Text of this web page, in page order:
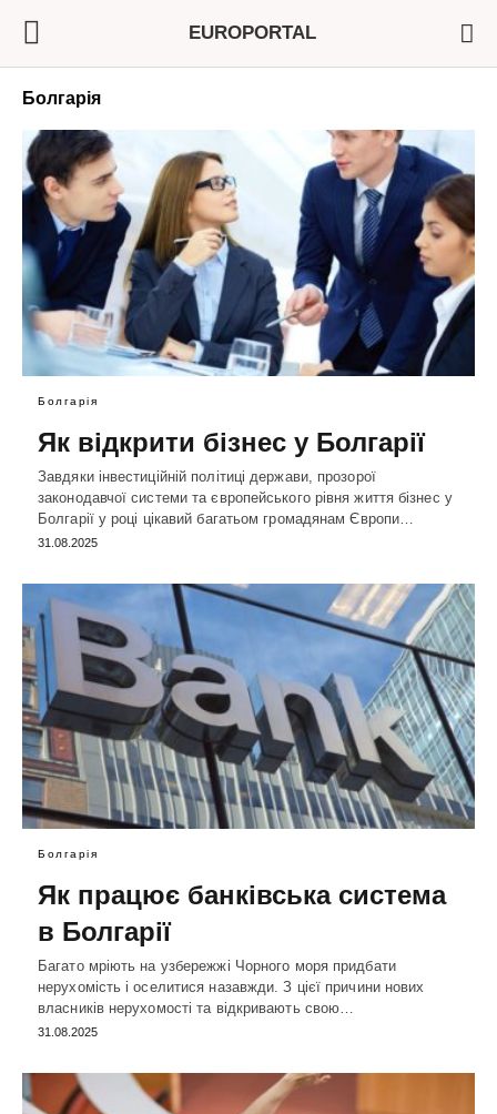
EUROPORTAL
Болгарія
Болгарія
Як відкрити бізнес у Болгарії
Завдяки інвестиційній політиці держави, прозорої
законодавчої системи та європейського рівня життя бізнес у
Болгарії у році цікавий багатьом громадянам Європи…
31.08.2025
Болгарія
Як працює банківська система
в Болгарії
Багато мріють на узбережжі Чорного моря придбати
нерухомість і оселитися назавжди. З цієї причини нових
власників нерухомості та відкривають свою…
31.08.2025